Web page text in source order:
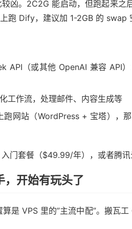
凶。2C2G 能启动，但跑起来之
跑 Dify，建议加 1-2GB 的 swap
API（或其他 OpenAI 兼容 API
工作流，处理邮件、内容生成等
跑网站（WordPress + 宝塔），
门套餐（$49.99/年），或者腾讯
开始有玩头了
是 VPS 里的”主流中配”。搬瓦